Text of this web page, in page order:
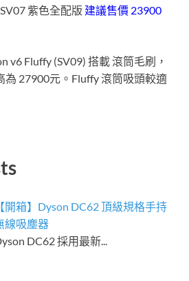
紫色全配版 建議售價 23900
v6 Fluffy (SV09) 搭載 滾筒毛刷，
為 27900元。Fluffy 滾筒吸頭較適
【開箱】Dyson DC62 頂級規格手持
線吸塵器
DC62 採用最新...